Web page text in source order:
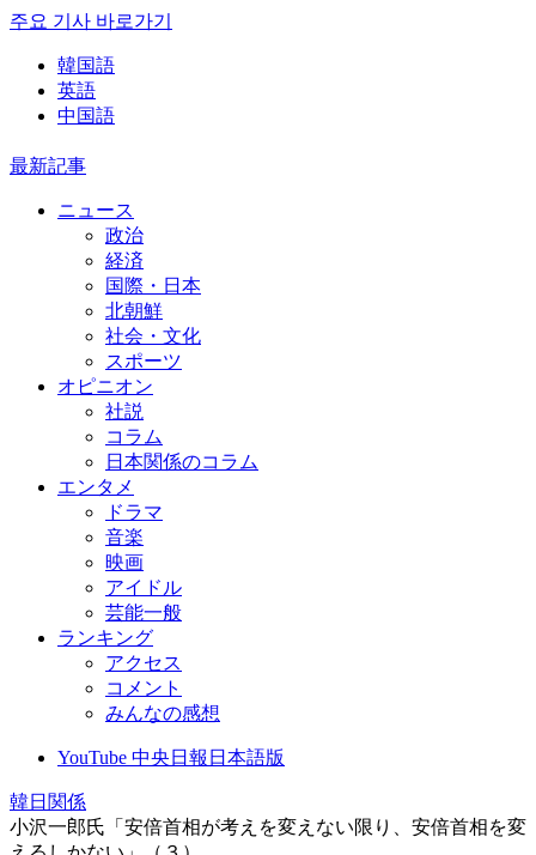
주요 기사 바로가기
韓国語
英語
中国語
最新記事
ニュース
政治
経済
国際・日本
北朝鮮
社会・文化
スポーツ
オピニオン
社説
コラム
日本関係のコラム
エンタメ
ドラマ
音楽
映画
アイドル
芸能一般
ランキング
アクセス
コメント
みんなの感想
YouTube 中央日報日本語版
韓日関係
小沢一郎氏「安倍首相が考えを変えない限り、安倍首相を変